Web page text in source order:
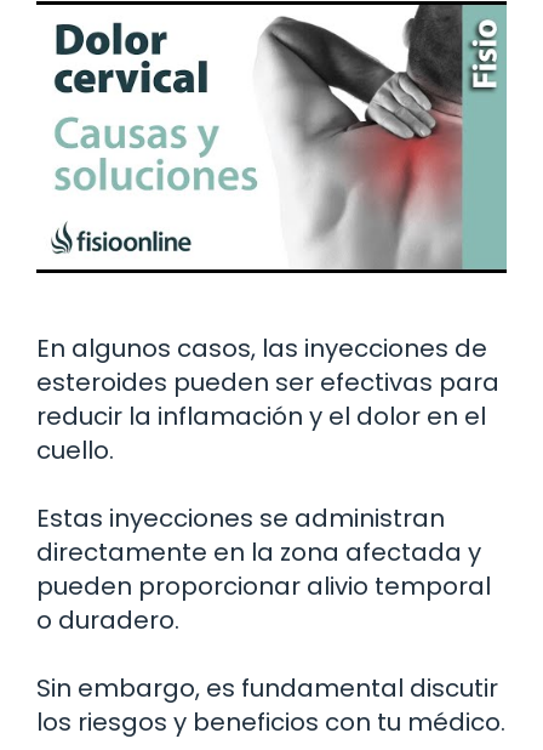
En algunos casos, las inyecciones de
esteroides pueden ser efectivas para
reducir la inflamación y el dolor en el
cuello.
Estas inyecciones se administran
directamente en la zona afectada y
pueden proporcionar alivio temporal
o duradero.
Sin embargo, es fundamental discutir
los riesgos y beneficios con tu médico.